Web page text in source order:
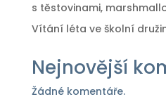
s těstovinami,
Vítání léta ve školní
Nejnovější
Žádné komentáře.